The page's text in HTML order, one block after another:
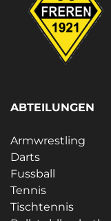
ABTEILUNGEN
Armwrestling
Darts
Fussball
Tennis
Tischtennis